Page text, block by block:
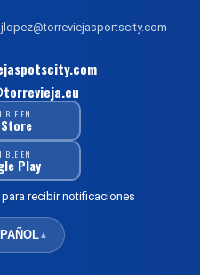
EN
EN
Play
recibir notificaciones
▲